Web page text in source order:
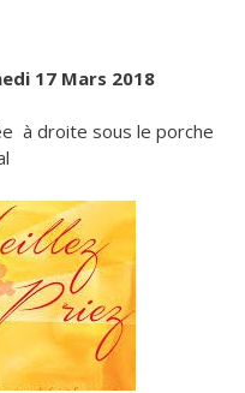
17 Mars 2018
à droite sous le porche